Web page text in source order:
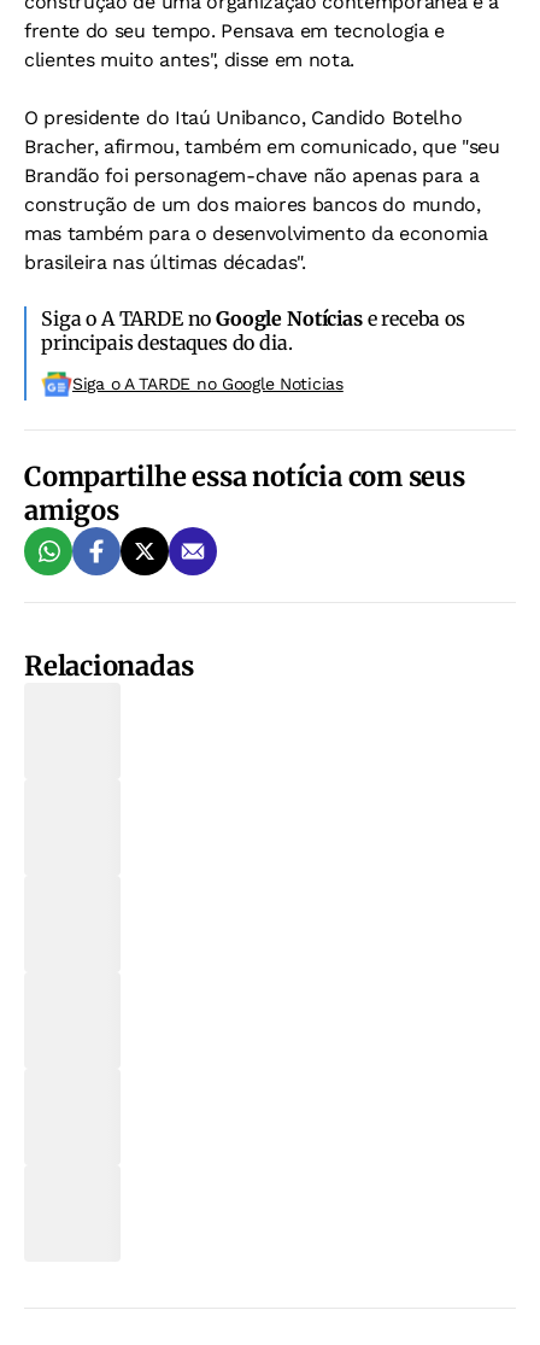
frente do seu tempo. Pensava em tecnologia e
clientes muito antes", disse em nota.
O presidente do Itaú Unibanco, Candido Botelho
Bracher, afirmou, também em comunicado, que "seu
Brandão foi personagem-chave não apenas para a
construção de um dos maiores bancos do mundo,
mas também para o desenvolvimento da economia
brasileira nas últimas décadas".
Siga o A TARDE noGoogle Notíciase receba os
principais destaques do dia.
Siga o A TARDE no Google Noticias
Compartilhe essa notícia com seus
amigos
Relacionadas